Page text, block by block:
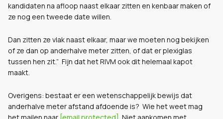
kandidaten na afloop naast elkaar zitten en kenbaar maken of
ze nog een tweede date willen.
Dan zitten ze vlak naast elkaar, maar we moeten nog bekijken
of ze dan op anderhalve meter zitten, of dat er plexiglas
tussen hen zit.” Fijn dat het RIVM ook dit helemaal kapot
maakt.
Overigens: bestaat er een wetenschappelijk bewijs dat
anderhalve meter afstand afdoende is? Wie het weet mag